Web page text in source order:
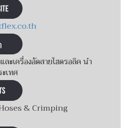
ละเครื่องอัดสายไฮดรอลิค นำ
เทศ
& Crimping